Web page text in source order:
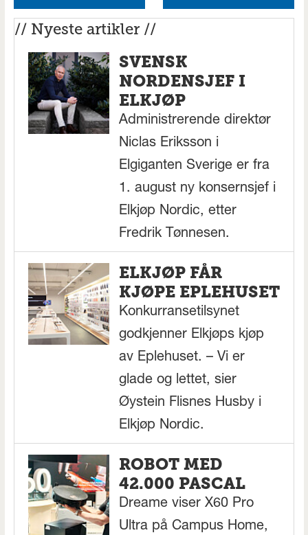
// Nyeste artikler //
SVENSK
NORDENSJEF I
ELKJØP
Administrerende direktør
Niclas Eriksson i
Elgiganten Sverige er fra
1. august ny konsernsjef i
Elkjøp Nordic, etter
Fredrik Tønnesen.
ELKJØP FÅR
KJØPE EPLEHUSET
Konkurransetilsynet
godkjenner Elkjøps kjøp
av Eplehuset. – Vi er
glade og lettet, sier
Øystein Flisnes Husby i
Elkjøp Nordic.
ROBOT MED
42.000 PASCAL
Dreame viser X60 Pro
Ultra på Campus Home,